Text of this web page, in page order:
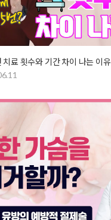
료 횟수와 기간 차이 나는 이유